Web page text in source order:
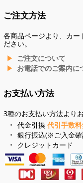
ご注文方法
各商品ページより、カー
ださい。
ご注文について
お電話でのご案内に
お支払い方法
3種のお支払い方法より
代金引換 代引手数料
銀行振込(※ご入金
クレジットカード